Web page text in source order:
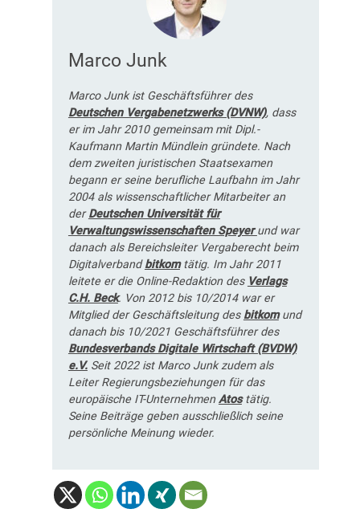
Marco Junk
Marco Junk ist Geschäftsführer des
Deutschen Vergabenetzwerks (DVNW), dass
er im Jahr 2010 gemeinsam mit Dipl.-
Kaufmann Martin Mündlein gründete. Nach
dem zweiten juristischen Staatsexamen
begann er seine berufliche Laufbahn im Jahr
2004 als wissenschaftlicher Mitarbeiter an
derDeutschen Universität für
Verwaltungswissenschaften Speyerund war
danach als Bereichsleiter Vergaberecht beim
Digitalverbandbitkomtätig. Im Jahr 2011
leitete er die Online-Redaktion des Verlags
C.H. Beck. Von 2012 bis 10/2014 war er
Mitglied der Geschäftsleitung des bitkomund
danach bis 10/2021 Geschäftsführer des
Bundesverbands Digitale Wirtschaft (BVDW)
e.V.Seit 2022 ist Marco Junk zudem als
Leiter Regierungsbeziehungen für das
europäische IT-UnternehmenAtostätig.
Seine Beiträge geben ausschließlich seine
persönliche Meinung wieder.